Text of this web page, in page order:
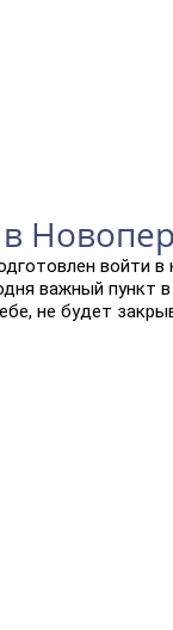
в
войти
важный пункт
не будет